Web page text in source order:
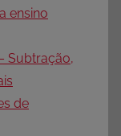
ensino
Subtração,
de